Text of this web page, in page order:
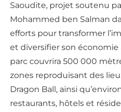
Saoudite, projet soutenu
Mohammed ben Salman
efforts pour transformer
et diversifier son économie
parc couvrira 500 000
zones reproduisant des
Dragon Ball, ainsi
restaurants, hôtels et